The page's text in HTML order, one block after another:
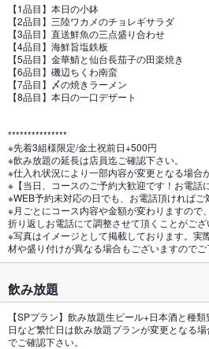
【1品目】本日の小鉢
【2品目】三陸ワカメのチョレギサラダ
【3品目】直送鮮魚の三点盛り合わせ
【4品目】海鮮旨塩鉄板
【5品目】金華鯖と仙台長茄子の田楽焼き
【6品目】磯辺ちくわ南蛮
【7品目】〆の焼きラーメン
【8品目】本日の一口デザート
***************
※先着3組様限定/金土祝前日+500円
※飲み放題の延長は店員迄ご確認下さい。
※仕入れ状況により一部内容が変更となる場合
※【当日、コースのご予約大歓迎です！お電話
※WEB予約未対応の日でも、お電話頂ければご
※月ごとにコース内容や金額が変わりますので
折り返しお電話にて調整させて頂くことがござ
※写真はイメージとして掲載しております。実
材や盛り付けが異なる場合もございますのでご
飲み放題
【SPプラン】飲み放題生ビール+日本酒と種
日など繁忙日は飲み放題プランが変更となる
でご確認下さい。